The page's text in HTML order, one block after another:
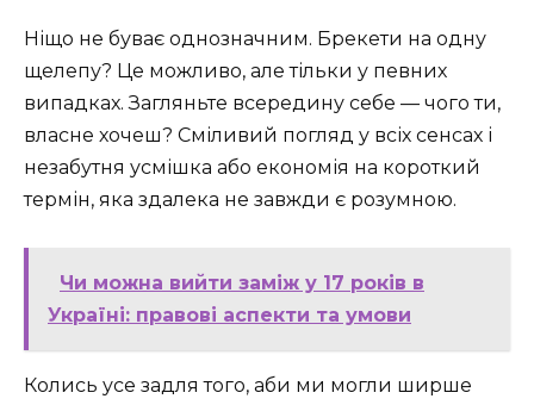
Ніщо не буває однозначним. Брекети на одну
щелепу? Це можливо, але тільки у певних
випадках. Загляньте всередину себе — чого ти,
власне хочеш? Сміливий погляд у всіх сенсах і
незабутня усмішка або економія на короткий
термін, яка здалека не завжди є розумною.
Чи можна вийти заміж у 17 років в
Україні: правові аспекти та умови
Колись усе задля того, аби ми могли ширше